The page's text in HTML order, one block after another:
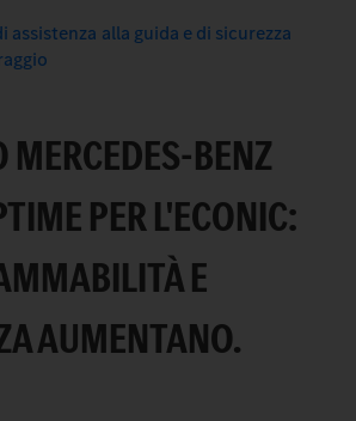
assistenza alla guida e di sicurezza
MERCEDES-BENZ
PER L'ECONIC:
E
AUMENTANO.